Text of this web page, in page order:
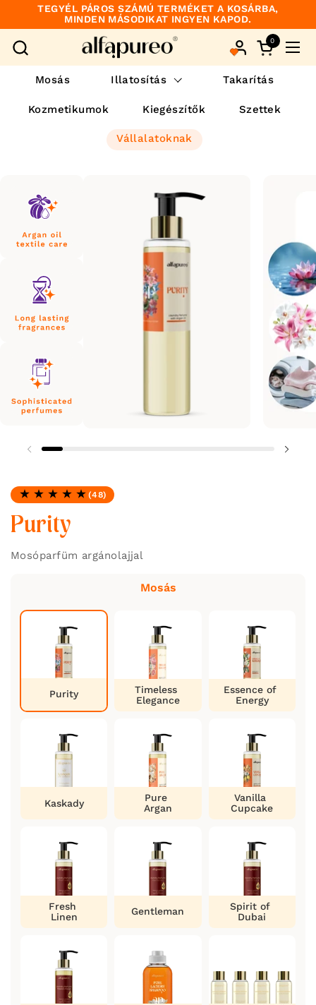
Ugrás a tartalomhoz
TEGYÉL PÁROS SZÁMÚ TERMÉKET A KOSÁRBA,
MINDEN MÁSODIKAT INGYEN KAPOD.
Kosár
0
Mosás Illatosítás Takarítás
Kozmetikumok Kiegészítők Szettek
Vállalatoknak
Minősítés: 4.96 / 5
(48)
Purity
Mosóparfüm argánolajjal
Mosás
Purity
Timeless
Elegance
Essence of
Energy
Kaskady
Pure
Argan
Vanilla
Cupcake
Fresh
Linen
Gentleman
Spirit of
Dubai